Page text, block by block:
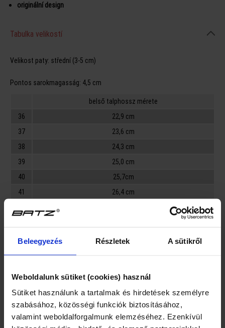
Beleegyezés Részletek A sütikről
Weboldalunk sütiket (cookies) használ
Sütiket használunk a tartalmak és hirdetések személyre
szabásához, közösségi funkciók biztosításához,
valamint weboldalforgalmunk elemzéséhez. Ezenkívül
originální design
Tabulka velikostí
Velikost paty: střední (3-5 cm)
Pontos sarokmagasság: 4,5 cm
belső talphossz mérete
36
22,9 cm
37
23,6 cm
38
24,3 cm
39
25,0 cm
40
25,7cm
41
26,4 cm
Jelmagyarázat fejbőséghez (szélesség, magasság):
F = átlagnál keskenyebb, alacsonyabb lábfejre alkalmas